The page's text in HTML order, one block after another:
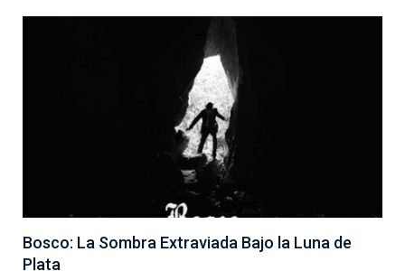
Bosco: La Sombra Extraviada Bajo la Luna de
Plata